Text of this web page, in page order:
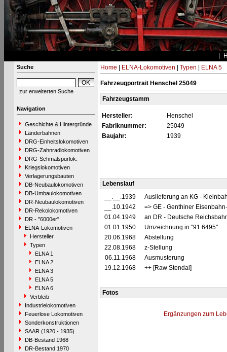
Suche
zur erweiterten Suche
Navigation
Geschichte & Hintergründe
Länderbahnen
DRG-Einheitslokomotiven
DRG-Zahnradlokomotiven
DRG-Schmalspurlok.
Kriegslokomotiven
Verlagerungsbauten
DB-Neubaulokomotiven
DB-Umbaulokomotiven
DR-Neubaulokomotiven
DR-Rekolokomotiven
DR - "6000er"
ELNA-Lokomotiven
Hersteller
Typen
ELNA 1
ELNA 2
ELNA 3
ELNA 5
ELNA 6
Verbleib
Industrielokomotiven
Feuerlose Lokomotiven
Sonderkonstruktionen
SAAR (1920 - 1935)
DB-Bestand 1968
DR-Bestand 1970
Home ELNA-Lokomotiven Typen ELNA 5
Fahrzeugportrait Henschel 25049
Fahrzeugstamm
Hersteller:
Henschel
Fabriknummer:
25049
Baujahr:
1939
Lebenslauf
__.__.1939
Auslieferung an KG -
__.10.1942
=> GE - Genthiner
01.04.1949
an DR - Deutsche
01.01.1950
Umzeichnung in "91 6495"
20.06.1968
Abstellung
22.08.1968
z-Stellung
06.11.1968
Ausmusterung
19.12.1968
++ [Raw Stendal]
Fotos
Ergänzungen zum